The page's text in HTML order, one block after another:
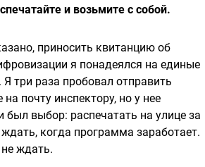
и возьмите с собой.
приносить квитанцию об
я понадеялся на единые
три раза пробовал отправить
почту инспектору, но у нее
был выбор: распечатать на улице за
когда программа заработает.
ждать.